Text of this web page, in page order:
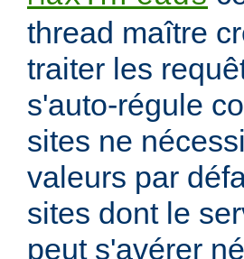
thread maître
traiter les
s'auto-régule
sites ne
valeurs par
sites dont le
peut s'avérer